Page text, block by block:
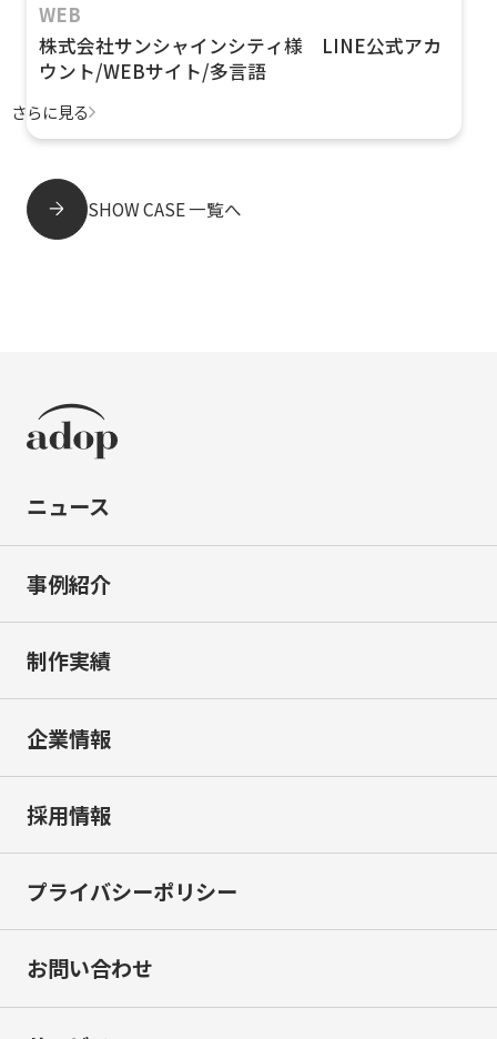
WEB
株式会社サンシャインシティ様 LINE公式アカ
ウント/WEBサイト/多言語
さらに見る
SHOW CASE 一覧へ
ニュース
事例紹介
制作実績
企業情報
採用情報
プライバシーポリシー
お問い合わせ